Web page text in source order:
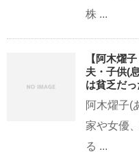
株 ...
【阿木燿
夫・子供(
は貧乏だっ
阿木燿子(
家や女優
る ...